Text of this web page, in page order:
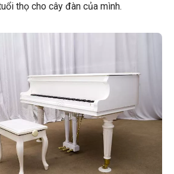
thọ cho cây đàn của mình.